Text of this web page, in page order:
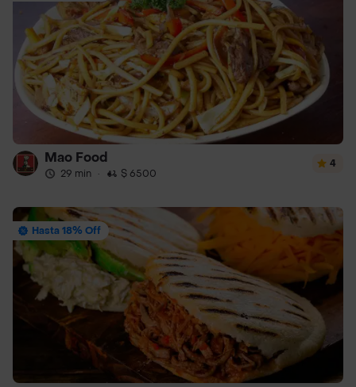
Mao Food
29 min · $ 6500
4
Hasta 18% Off